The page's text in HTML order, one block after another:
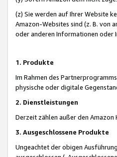
(z) Sie werden auf Ihrer Website
Amazon-Websites sind (z. B. von
oder anderen Informationen oder
1. Produkte
Im Rahmen des
physische oder digitale
2. Dienstleistungen
Derzeit zählen außer den
3. Ausgeschlossene Produkte
Ungeachtet der obigen